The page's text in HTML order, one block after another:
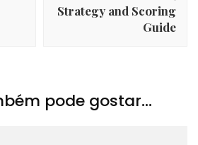
Strategy and Scoring
Guide
pode gostar...